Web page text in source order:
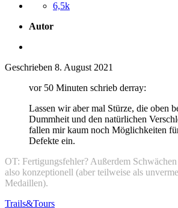
6,5k
Autor
Geschrieben 8. August 2021
vor 50 Minuten schrieb derray:
Lassen wir aber mal Stürze, die oben
Dummheit und den natürlichen
fallen mir kaum noch Möglichkeiten
Defekte ein.
OT: Fertigungsfehler? Außerdem
also konzeptionell (aber teilweise als
Medaillen).
Trails&Tours